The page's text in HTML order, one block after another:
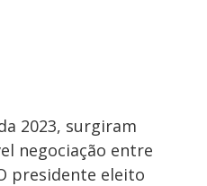
2023, surgiram
negociação entre
presidente eleito